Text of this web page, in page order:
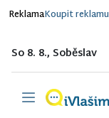
ReklamaKoupit reklamu
So 8. 8., Soběslav